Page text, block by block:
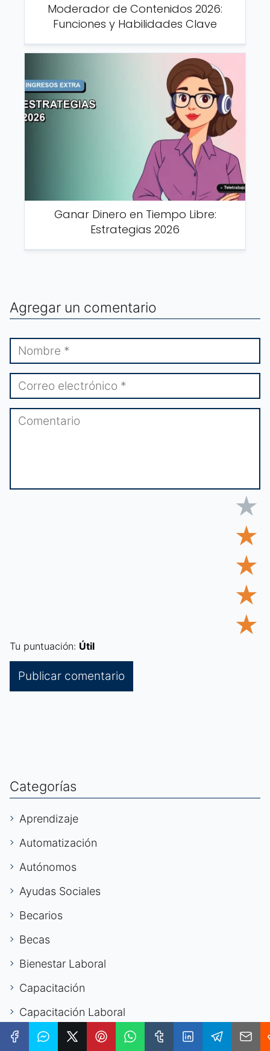
Moderador de Contenidos 2026:
Funciones y Habilidades Clave
Ganar Dinero en Tiempo Libre:
Estrategias 2026
Agregar un comentario
★
★
★
★
★
Tu puntuación: Útil
Categorías
Aprendizaje
Automatización
Autónomos
Ayudas Sociales
Becarios
Becas
Bienestar Laboral
Capacitación
Capacitación Laboral
Carrera Digital